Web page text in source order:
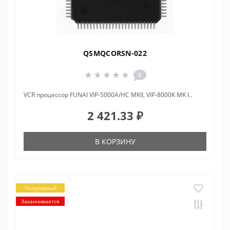
QSMQCORSN-022
0
VCR пpоцессоp FUNAI VIP-5000A/HC MKII, VIP-8000K MK I..
2 421.33 ₽
В КОРЗИНУ
Популярный
Заканчивается